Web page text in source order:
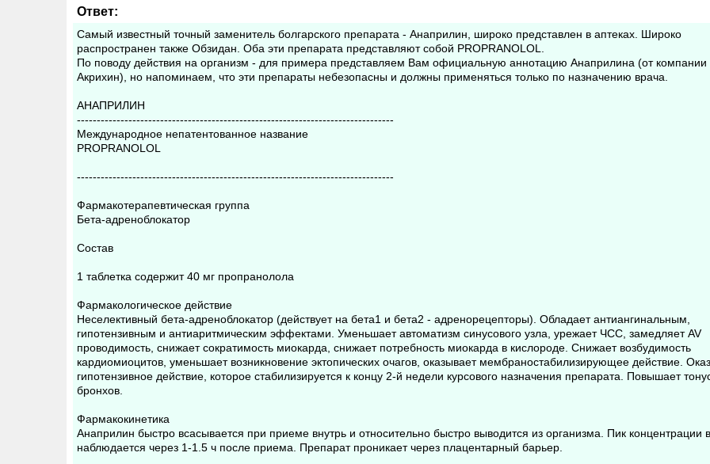
Ответ:
Самый известный точный заменитель болгарского препарата - Анаприлин, широко представлен в аптеках. Широко
распространен также Обзидан. Оба эти препарата представляют собой PROPRANOLOL.
По поводу действия на организм - для примера представляем Вам официальную аннотацию Анаприлина (от компании
Акрихин), но напоминаем, что эти препараты небезопасны и должны применяться только по назначению врача.
АНАПРИЛИН
--------------------------------------------------------------------------------
Международное непатентованное название
PROPRANOLOL
--------------------------------------------------------------------------------
Фармакотерапевтическая группа
Бета-адреноблокатор
Состав
1 таблетка содержит 40 мг пропранолола
Фармакологическое действие
Неселективный бета-адреноблокатор (действует на бетa1 и бета2 - адренорецепторы). Обладает антиангинальным,
гипотензивным и антиаритмическим эффектами. Уменьшает автоматизм синусового узла, урежает ЧСС, замедляет AV
проводимость, снижает сократимость миокарда, снижает потребность миокарда в кислороде. Снижает возбудимость
кардиомиоцитов, уменьшает возникновение эктопических очагов, оказывает мембраностабилизирующее действие.
гипотензивное действие, которое стабилизируется к концу 2-й недели курсового назначения препарата. Повышает
бронхов.
Фармакокинетика
Анаприлин быстро всасывается при приеме внутрь и относительно быстро выводится из организма. Пик концентрации
наблюдается через 1-1.5 ч после приема. Препарат проникает через плацентарный барьер.